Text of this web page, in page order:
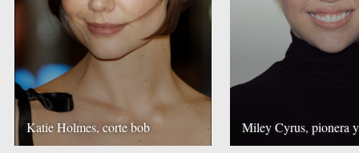
Katie Holmes, corte bob Miley Cyrus, pionera